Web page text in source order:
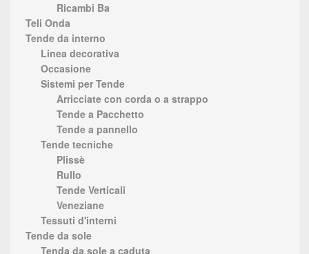
Ricambi Ba
Teli Onda
Tende da interno
Linea decorativa
Occasione
Sistemi per Tende
Arricciate con corda o a strappo
Tende a Pacchetto
Tende a pannello
Tende tecniche
Plissè
Rullo
Tende Verticali
Veneziane
Tessuti d'interni
Tende da sole
Tenda da sole a caduta